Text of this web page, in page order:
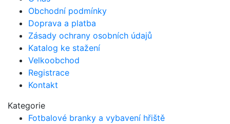
Obchodní podmínky
Doprava a platba
Zásady ochrany osobních údajů
Katalog ke stažení
Velkoobchod
Registrace
Kontakt
Kategorie
Fotbalové branky a vybavení hřiště